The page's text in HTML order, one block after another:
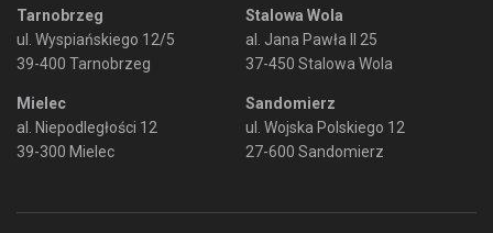
Tarnobrzeg
ul. Wyspiańskiego 12/5
39-400 Tarnobrzeg
Mielec
al. Niepodległości 12
39-300 Mielec
Stalowa Wola
al. Jana Pawła II 25
37-450 Stalowa Wola
Sandomierz
ul. Wojska Polskiego 12
27-600 Sandomierz